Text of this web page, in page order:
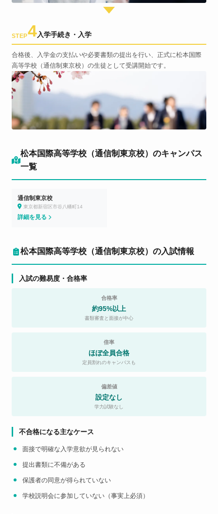
STEP4入学手続き・入学
合格後、入学金の支払いや必要書類の提出を行い、正式に松本国際
高等学校（通信制東京校）の生徒として受講開始です。
松本国際高等学校（通信制東京校）のキャンパス
一覧
通信制東京校
東京都新宿区市谷八幡町14
詳細を見る
松本国際高等学校（通信制東京校）の入試情報
入試の難易度・合格率
合格率
約95%以上
書類審査と面接が中心
倍率
ほぼ全員合格
定員割れのキャンパスも
偏差値
設定なし
学力試験なし
不合格になる主なケース
面接で明確な入学意欲が見られない
提出書類に不備がある
保護者の同意が得られていない
学校説明会に参加していない（事実上必須）